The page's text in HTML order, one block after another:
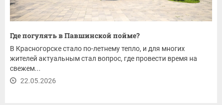
Где погулять в Павшинской пойме?
В Красногорске стало по-летнему тепло, и для многих
жителей актуальным стал вопрос, где провести время на
свежем...
22.05.2026